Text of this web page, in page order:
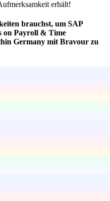
erhält!
brauchst, um SAP
on Payroll & Time
Germany mit Bravour zu